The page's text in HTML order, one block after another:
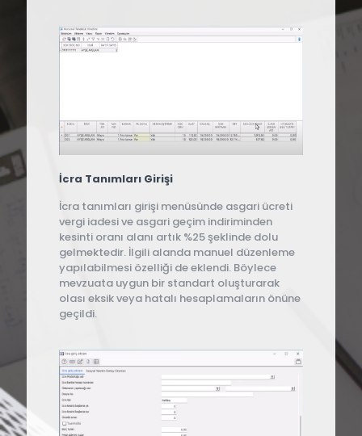
İcra Tanımları Girişi
İcra tanımları girişi menüsünde asgari ücreti
vergi iadesi ve asgari geçim indiriminden
kesinti oranı alanı artık %25 şeklinde dolu
gelmektedir. İlgili alanda manuel düzenleme
yapılabilmesi özelliği de eklendi. Böylece
mevzuata uygun bir standart oluşturarak
olası eksik veya hatalı hesaplamaların önüne
geçildi.